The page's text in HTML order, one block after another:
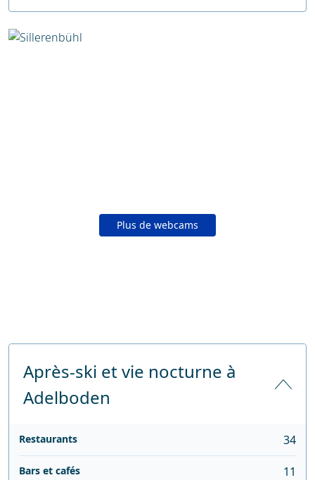
Plus de webcams
Après-ski et vie nocturne à
Adelboden
Restaurants 34
Bars et cafés 11